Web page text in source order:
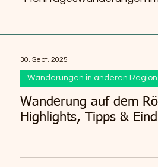
Wanderung auf dem
Highlights, Tipps &
Wanderungen in anderen
30. Sept. 2025